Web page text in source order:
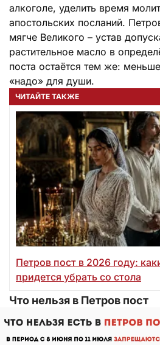
алкоголе, уделить время
апостольских посланий.
мягче Великого – устав
растительное масло в
поста остаётся тем же:
«надо» для души.
ЧИТАЙТЕ ТАКЖЕ
Петров пост в 2026 году:
придется убрать со стола
Что нельзя в Петров пост